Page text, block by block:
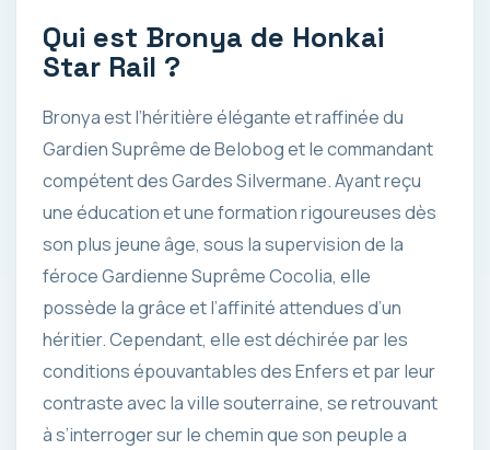
Qui est Bronya de Honkai
Star Rail ?
Bronya est l’héritière élégante et raffinée du
Gardien Suprême de Belobog et le commandant
compétent des Gardes Silvermane. Ayant reçu
une éducation et une formation rigoureuses dès
son plus jeune âge, sous la supervision de la
féroce Gardienne Suprême Cocolia, elle
possède la grâce et l’affinité attendues d’un
héritier. Cependant, elle est déchirée par les
conditions épouvantables des Enfers et par leur
contraste avec la ville souterraine, se retrouvant
à s’interroger sur le chemin que son peuple a